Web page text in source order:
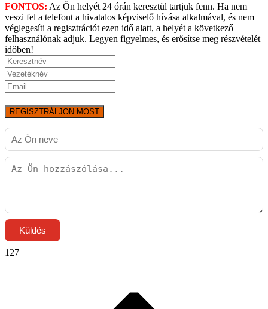
FONTOS: Az Ön helyét 24 órán keresztül tartjuk fenn. Ha nem
veszi fel a telefont a hivatalos képviselő hívása alkalmával, és nem
véglegesíti a regisztrációt ezen idő alatt, a helyét a következő
felhasználónak adjuk. Legyen figyelmes, és erősítse meg részvételét
időben!
REGISZTRÁLJON MOST
Küldés
127